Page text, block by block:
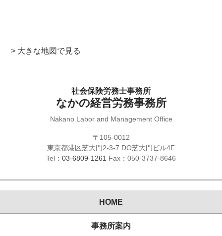
社会保険労務士事務所
なかの経営労務事務所
Nakano Labor and Management Office
〒105-0012
東京都港区芝大門2-3-7 DO芝大門ビル4F
Tel： 03-6809-1261 Fax：050-3737-8646
HOME
事務所案内
> 大きな地図で見る